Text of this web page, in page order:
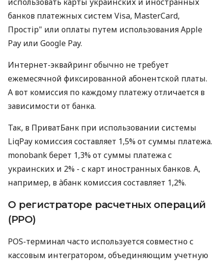
банков платежных систем Visa, MasterCard,
Простір" или оплаты путем использования Apple
Pay или Google Pay.
Интернет-эквайринг обычно не требует
ежемесячной фиксированной абонентской платы.
А вот комиссия по каждому платежу отличается в
зависимости от банка.
Так, в ПриватБанк при использовании системы
LiqPay комиссия составляет 1,5% от суммы платежа.
monobank берет 1,3% от суммы платежа с
украинских и 2% - с карт иностранных банков. А,
например, в àбанк комиссия составляет 1,2%.
О регистраторе расчетных операций
(РРО)
POS-терминал часто используется совместно с
кассовым интегратором, объединяющим учетную